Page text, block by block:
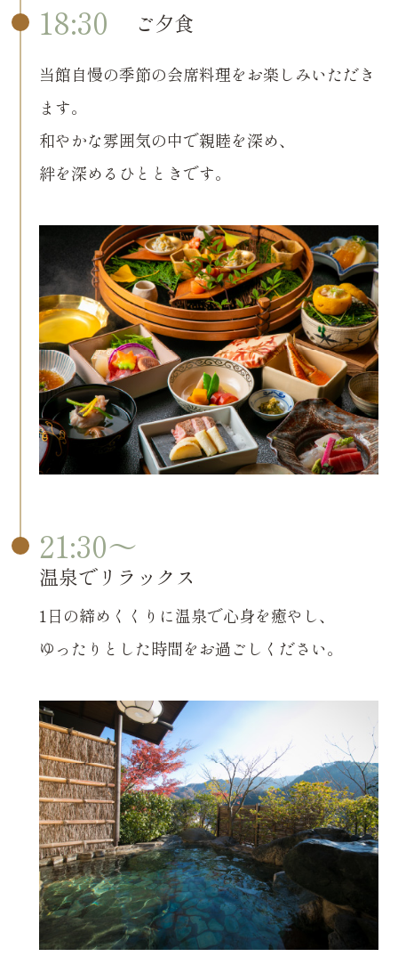
18:30 ご夕食
当館自慢の季節の会席料理をお楽しみいただき
ます。
和やかな雰囲気の中で親睦を深め、
絆を深めるひとときです。
21:30〜
温泉でリラックス
1日の締めくくりに温泉で心身を癒やし、
ゆったりとした時間をお過ごしください。